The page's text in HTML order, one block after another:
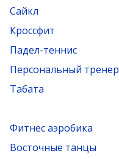
Сайкл
Кроссфит
Падел-теннис
Персональный тренер
Табата
Фитнес аэробика
Восточные танцы